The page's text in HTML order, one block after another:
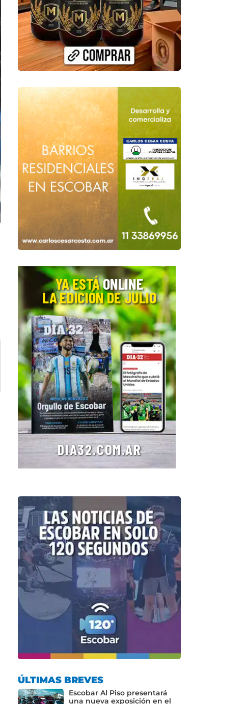
ÚLTIMAS BREVES
Escobar Al Piso presentará
una nueva exposición en el